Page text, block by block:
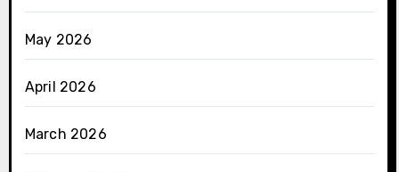
May 2026
April 2026
March 2026